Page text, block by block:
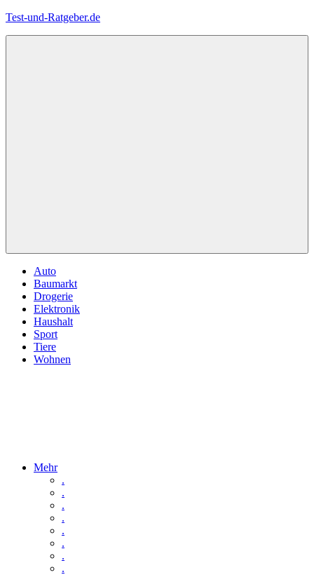
Zum
Test-und-Ratgeber.de
Auto
Baumarkt
Drogerie
Elektronik
Haushalt
Sport
Tiere
Wohnen
Mehr
.
.
.
.
.
.
.
.